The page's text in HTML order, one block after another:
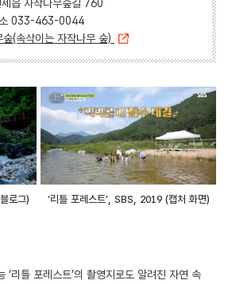
읍 자작나무숲길 760
소 033-463-0044
(속삭이는 자작나무 숲)
로그) ‘리틀 포레스트’, SBS, 2019 (캡처 화면)
‘리틀 포레스트’의 촬영지로도 알려진 자연 속